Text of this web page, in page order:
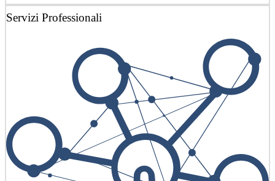
Servizi Professionali